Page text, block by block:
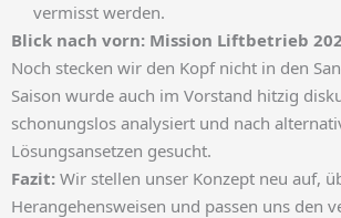
vermisst werden.
Blick nach vorn: Mission Liftbetrieb
Noch stecken wir den Kopf nicht in den
Saison wurde auch im Vorstand hitzig
schonungslos analysiert und nach
Lösungsansetzen gesucht.
Fazit: Wir stellen unser Konzept neu auf,
Herangehensweisen und passen uns den